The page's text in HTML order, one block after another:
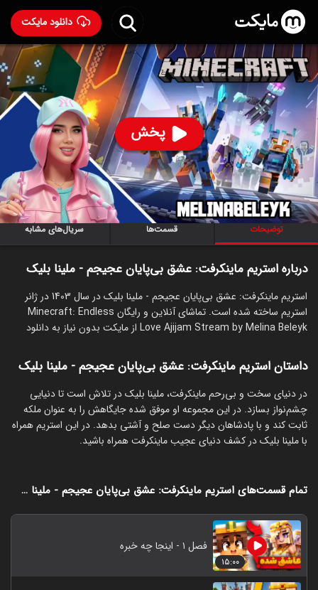
دانلود مایکت
پخش
استریم ماینکرفت: عشق بی‌پایان عجیجم - ملینا بلیکساخت
1403
۹۵ ملینا بلیک
ساخت ایران سال 1403
رده سنی ۱۳+
استریم
توضیحات قسمت‌ها سریال‌های مشابه
درباره استریم ماینکرفت: عشق بی‌پایان عجیجم - ملینا بلیک
استریم ماینکرفت: عشق بی‌پایان عجیجم - ملینا بلیک در سال 1403 در ژانر
استریم ساخته شده است. تماشای آنلاین و رایگان Minecraft: Endless
Love Ajijam Stream by Melina Beleyk از مایکت بدون نیاز به دانلود
داستان استریم ماینکرفت: عشق بی‌پایان عجیجم - ملینا بلیک
‏در دنیای سخت و بی‌رحم ماینکرفت، ملینا بلیک در تلاش است تا دنیایی
چشم‌نواز بسازد. در این مجموعه او موفق شده جایگاهش را به عنوان ملکه
ثابت کند و با پادشاهان دیگر دست صلح و آشتی بدهد. در این استریم همراه
با ملینا بلیک در کشف دنیای عجیب ماینکرفت همراه باشید.
تمام قسمت‌های استریم ماینکرفت: عشق بی‌پایان عجیجم - ملینا بلیک
۱۵:۰۰
فصل ۱ - اینجا چه خبره